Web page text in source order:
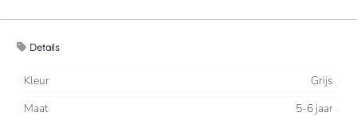
met ribboord. Nektape in de kraag en aan de schouders,
Details
Kleur
Grijs
Maat
5-6 jaar